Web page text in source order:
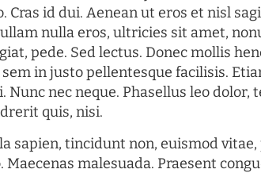
Cras id dui. Aenean ut eros et nisl
nulla eros, ultricies sit amet,
pede. Sed lectus. Donec mollis
sem in justo pellentesque facilisis.
Nunc nec neque. Phasellus leo dolor,
quis, nisi.
sapien, tincidunt non, euismod vitae,
malesuada. Praesent